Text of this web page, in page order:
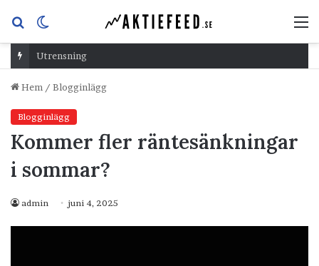
Sök
efterskin
Utrensning
Hem / Blogginlägg
Blogginlägg
Kommer fler räntesänkningar
i sommar?
admin juni 4, 2025